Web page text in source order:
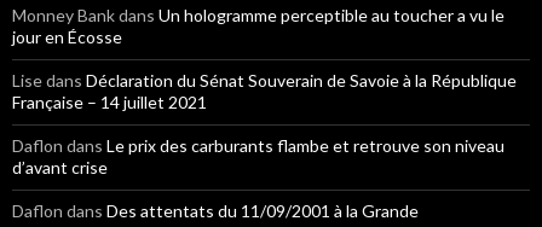
Monney Bankdans Un hologramme perceptible au toucher a vu le
jour en Écosse
Lisedans Déclaration du Sénat Souverain de Savoie à la République
Française – 14 juillet 2021
Daflon dans Le prix des carburants flambe et retrouve son niveau
d’avant crise
Daflon dans Des attentats du 11/09/2001 à la Grande